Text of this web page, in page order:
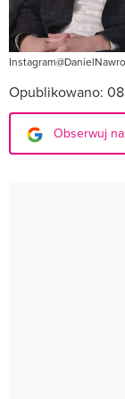
Opublikowano:
Obserwuj